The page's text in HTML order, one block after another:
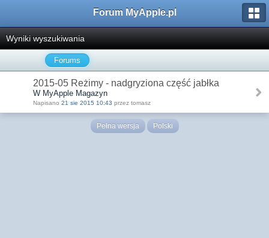
Forum MyApple.pl
Wyniki wyszukiwania
Forums
2015-05 Reżimy - nadgryziona część jabłka
W MyApple Magazyn
Napisano 21 sie 2015 10:43 przez tomasz
Pełna wersja Polski